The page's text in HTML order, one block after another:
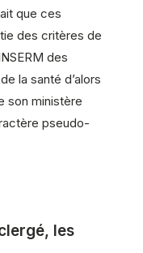
que ces
des critères de
des
la santé d’alors
son ministère
pseudo-
les